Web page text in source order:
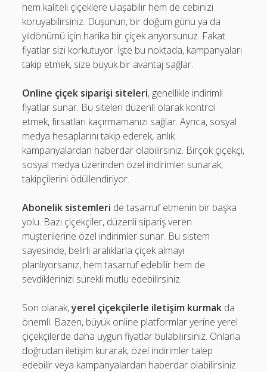
hem kaliteli çiçeklere ulaşabilir hem de cebinizi
koruyabilirsiniz. Düşünün, bir doğum günü ya da
yıldönümü için harika bir çiçek arıyorsunuz. Fakat
fiyatlar sizi korkutuyor. İşte bu noktada, kampanyaları
takip etmek, size büyük bir avantaj sağlar.
Online çiçek siparişi siteleri, genellikle indirimli
fiyatlar sunar. Bu siteleri düzenli olarak kontrol
etmek, fırsatları kaçırmamanızı sağlar. Ayrıca, sosyal
medya hesaplarını takip ederek, anlık
kampanyalardan haberdar olabilirsiniz. Birçok çiçekçi,
sosyal medya üzerinden özel indirimler sunarak,
takipçilerini ödüllendiriyor.
Abonelik sistemleri de tasarruf etmenin bir başka
yolu. Bazı çiçekçiler, düzenli sipariş veren
müşterilerine özel indirimler sunar. Bu sistem
sayesinde, belirli aralıklarla çiçek almayı
planlıyorsanız, hem tasarruf edebilir hem de
sevdiklerinizi sürekli mutlu edebilirsiniz.
Son olarak,yerel çiçekçilerle iletişim kurmak da
önemli. Bazen, büyük online platformlar yerine yerel
çiçekçilerde daha uygun fiyatlar bulabilirsiniz. Onlarla
doğrudan iletişim kurarak, özel indirimler talep
edebilir veya kampanyalardan haberdar olabilirsiniz.